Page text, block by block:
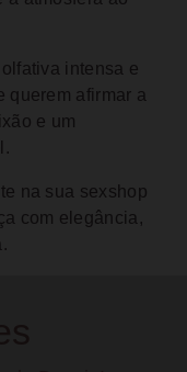
intensa e
querem afirmar a
e um
na sua sexshop
com elegância,